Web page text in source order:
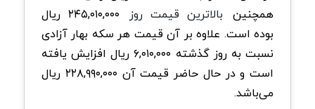
همچنین بالاترین قیمت روز
۲۴۵,۰۱۰,۰۰۰ ریال
بوده است. علاوه بر آن قیمت هر سکه بهار آزادی
نسبت به روز گذشته ۶,۰۱۰,۰۰۰ ریال افزایش یافته
است و در حال حاضر قیمت آن ۲۲۸,۹۹۰,۰۰۰ ریال
می‌باشد.